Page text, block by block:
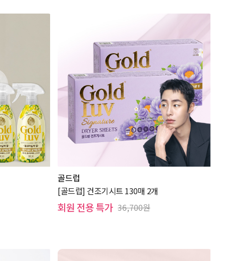
골드럽
[골드럽] 건조기시트 130매 2개
회원 전용 특가 36,700원